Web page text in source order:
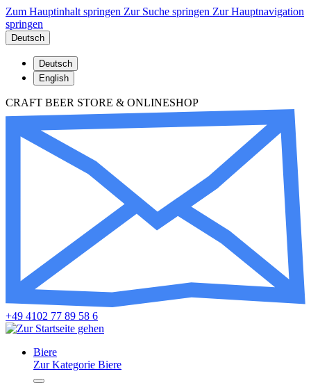
Zum Hauptinhalt springen Zur Suche springen Zur Hauptnavigation
springen
Deutsch
Deutsch
English
CRAFT BEER STORE & ONLINESHOP
+49 4102 77 89 58 6
Biere
Zur Kategorie Biere